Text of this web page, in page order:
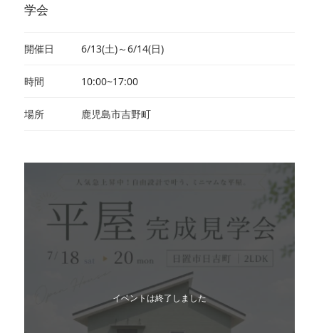
学会
開催日 6/13(土)～6/14(日)
時間 10:00~17:00
場所 鹿児島市吉野町
イベントは終了しました